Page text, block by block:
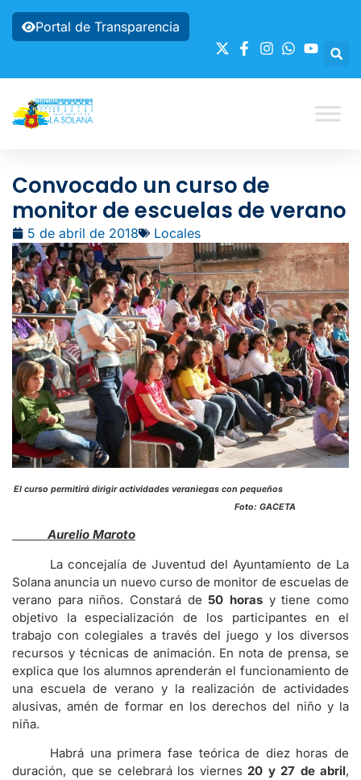
Portal de Transparencia
Convocado un curso de
monitor de escuelas de verano
5 de abril de 2018 Locales
El curso permitirá dirigir actividades veraniegas con pequeños
Foto: GACETA
Aurelio Maroto
La concejalía de Juventud del Ayuntamiento de La
Solana anuncia un nuevo curso de monitor de escuelas de
verano para niños. Constará de 50 horas y tiene como
objetivo la especialización de los participantes en el
trabajo con colegiales a través del juego y los diversos
recursos y técnicas de animación. En nota de prensa, se
explica que los alumnos aprenderán el funcionamiento de
una escuela de verano y la realización de actividades
alusivas, amén de formar en los derechos del niño y la
niña.
Habrá una primera fase teórica de diez horas de
duración, que se celebrará los viernes20 y 27 de abril,